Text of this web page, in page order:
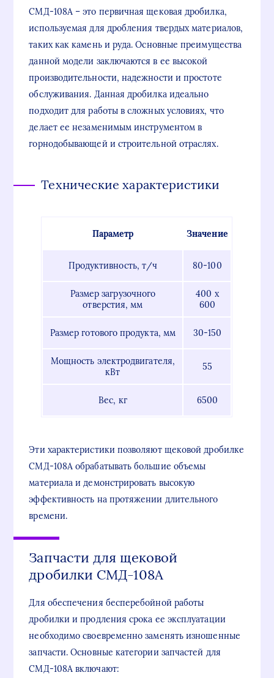
СМД-108А – это первичная щековая дробилка,
используемая для дробления твердых материалов,
таких как камень и руда. Основные преимущества
данной модели заключаются в ее высокой
производительности, надежности и простоте
обслуживания. Данная дробилка идеально
подходит для работы в сложных условиях, что
делает ее незаменимым инструментом в
горнодобывающей и строительной отраслях.
Технические характеристики
Параметр Значение
Продуктивность, т/ч 80-100
Размер загрузочного
отверстия, мм
400 х
600
Размер готового продукта, мм 30-150
Мощность электродвигателя,
кВт
55
Вес, кг 6500
Эти характеристики позволяют щековой дробилке
СМД-108А обрабатывать большие объемы
материала и демонстрировать высокую
эффективность на протяжении длительного
времени.
Запчасти для щековой
дробилки СМД-108А
Для обеспечения бесперебойной работы
дробилки и продления срока ее эксплуатации
необходимо своевременно заменять изношенные
запчасти. Основные категории запчастей для
СМД-108А включают: